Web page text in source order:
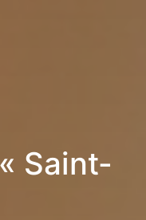
Saint-